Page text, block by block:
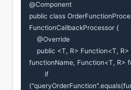
@Component
public class
FunctionCallbackProcessor {
functionName, Function<T, R>